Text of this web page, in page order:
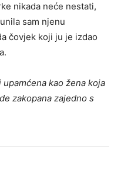
nikada neće nestati,
sam njenu
čovjek koji ju je izdao
kao žena koja
zakopana zajedno s